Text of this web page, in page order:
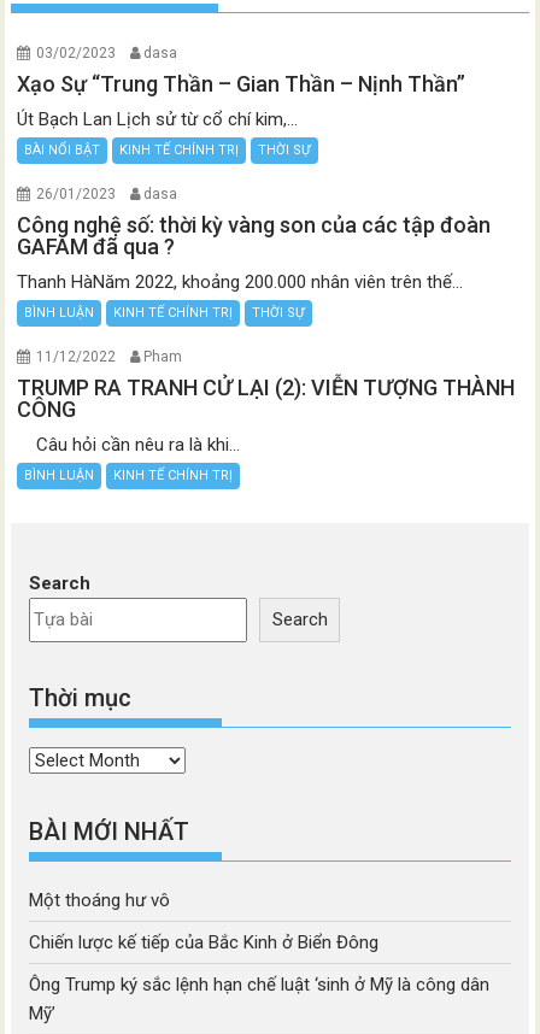
03/02/2023 dasa
Xạo Sự “Trung Thần – Gian Thần – Nịnh Thần”
Út Bạch Lan Lịch sử từ cổ chí kim,...
BÀI NỔI BẬT KINH TẾ CHÍNH TRỊ THỜI SỰ
26/01/2023 dasa
Công nghệ số: thời kỳ vàng son của các tập đoàn
GAFAM đã qua ?
Thanh HàNăm 2022, khoảng 200.000 nhân viên trên thế...
BÌNH LUẬN KINH TẾ CHÍNH TRỊ THỜI SỰ
11/12/2022 Pham
TRUMP RA TRANH CỬ LẠI (2): VIỄN TƯỢNG THÀNH
CÔNG
Câu hỏi cần nêu ra là khi...
BÌNH LUẬN KINH TẾ CHÍNH TRỊ
Search
Search
Thời mục
Thời
BÀI MỚI NHẤT
Một thoáng hư vô
Chiến lược kế tiếp của Bắc Kinh ở Biển Đông
Ông Trump ký sắc lệnh hạn chế luật ‘sinh ở Mỹ là công dân
Mỹ’